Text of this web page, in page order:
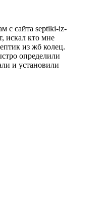
с сайта septiki-iz-
искал кто мне
из жб колец.
определили
и установили